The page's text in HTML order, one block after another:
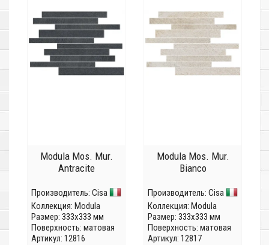
Modula Mos. Mur.
Antracite
Производитель: Cisa
Коллекция: Modula
Размер: 333x333 мм
Поверхность: матовая
Артикул: 12816
Modula Mos. Mur.
Bianco
Производитель: Cisa
Коллекция: Modula
Размер: 333x333 мм
Поверхность: матовая
Артикул: 12817